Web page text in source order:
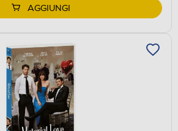
AGGIUNGI